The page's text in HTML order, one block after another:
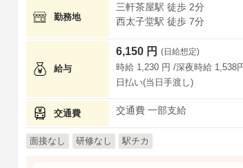
勤務地
三軒茶屋駅 徒歩 2分
西太子堂駅 徒歩 7分
給与
6,150 円 (日給想定)
時給 1,230 円 /深夜時給 1,538
日払い(当日手渡し)
交通費 交通費 一部支給
面接なし 研修なし 駅チカ